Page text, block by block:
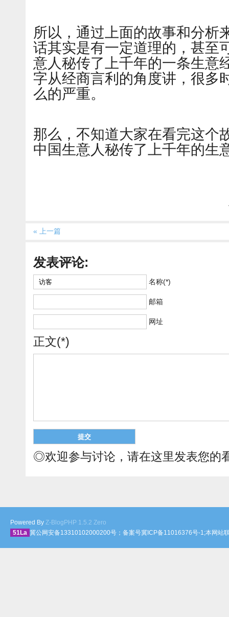
所以，通过上面的故事和分析
话其实是有一定道理的，甚至
意人秘传了上千年的一条生意
字从经商言利的角度讲，很多
么的严重。
那么，不知道大家在看完这个
中国生意人秘传了上千年的生
« 上一篇
发表评论:
名称(*)
邮箱
网址
正文(*)
◎欢迎参与讨论，请在这里发表您的
Powered By Z-BlogPHP 1.5.2 Zero
51La 冀公网安备13310102000200号；备案号冀ICP备11016376号-1;本网站